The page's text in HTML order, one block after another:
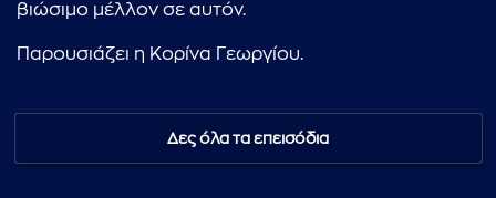
βιώσιμο μέλλον σε αυτόν.
Παρουσιάζει η Κορίνα Γεωργίου.
Δες όλα τα επεισόδια